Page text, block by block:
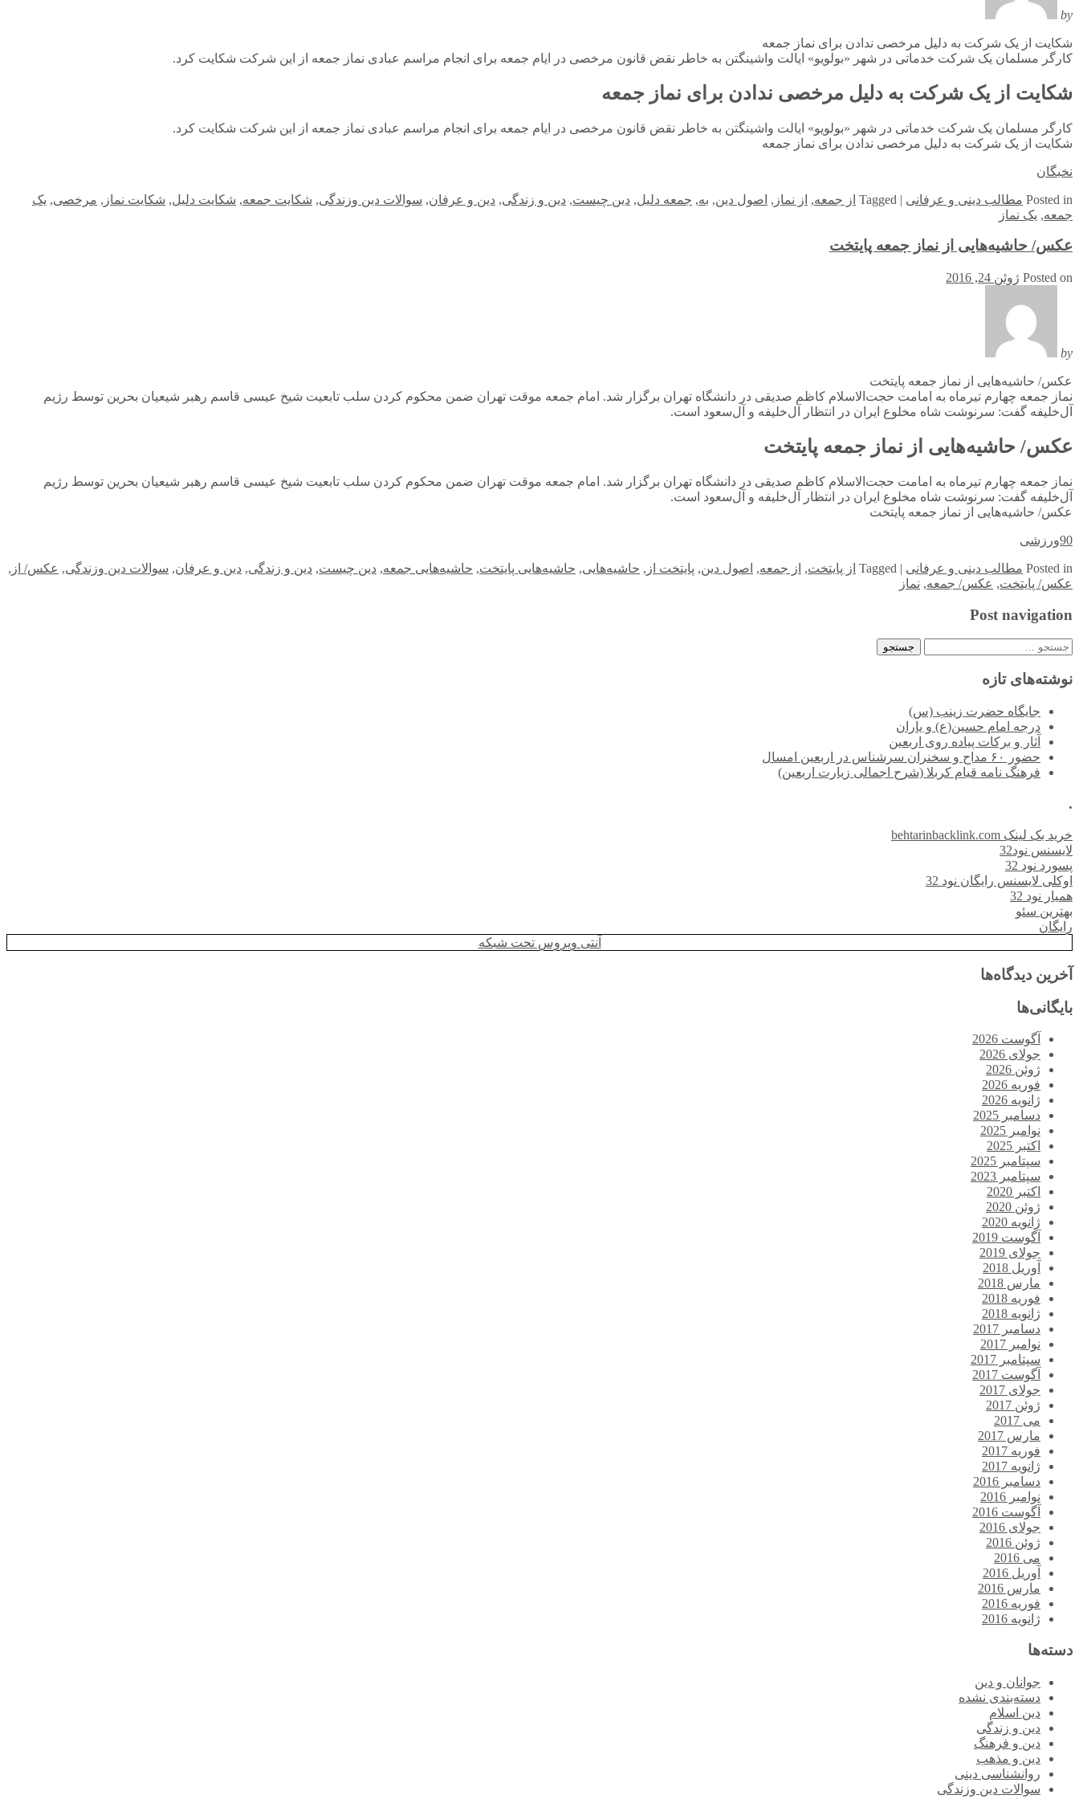
by
شکایت از یک شرکت به دلیل مرخصی ندادن برای نماز جمعه
کارگر مسلمان یک شرکت خدماتی در شهر «بولویو» ایالت واشینگتن به خاطر نقض قانون مرخصی در ایام جمعه برای انجام مراسم عبادی نماز جمعه از این شرکت شکایت کرد.
شکایت از یک شرکت به دلیل مرخصی ندادن برای نماز جمعه
کارگر مسلمان یک شرکت خدماتی در شهر «بولویو» ایالت واشینگتن به خاطر نقض قانون مرخصی در ایام جمعه برای انجام مراسم عبادی نماز جمعه از این شرکت شکایت کرد.
شکایت از یک شرکت به دلیل مرخصی ندادن برای نماز جمعه
نخبگان
Posted in مطالب دینی و عرفانی |
Tagged از جمعه, از نماز , اصول دین, به, جمعه دلیل, دین چیست, دین و زندگی, دین و عرفان, سوالات دین وزندگی, شکایت جمعه, شکایت دلیل, شکایت نماز , مرخصی, یک
جمعه, یک نماز
عکس/ حاشیه‌هایی از نماز جمعه پایتخت
Posted on ژوئن 24, 2016
by
عکس/ حاشیه‌هایی از نماز جمعه پایتخت
نماز جمعه چهارم تیرماه به امامت حجت‌الاسلام کاظم صدیقی در دانشگاه تهران برگزار شد. امام جمعه موقت تهران ضمن محکوم کردن سلب تابعیت شیخ عیسی قاسم رهبر شیعیان بحرین توسط رژیم
آل‌خلیفه گفت: سرنوشت شاه مخلوع ایران در انتظار آل‌خلیفه و آل‌سعود است.
عکس/ حاشیه‌هایی از نماز جمعه پایتخت
نماز جمعه چهارم تیرماه به امامت حجت‌الاسلام کاظم صدیقی در دانشگاه تهران برگزار شد. امام جمعه موقت تهران ضمن محکوم کردن سلب تابعیت شیخ عیسی قاسم رهبر شیعیان بحرین توسط رژیم
آل‌خلیفه گفت: سرنوشت شاه مخلوع ایران در انتظار آل‌خلیفه و آل‌سعود است.
عکس/ حاشیه‌هایی از نماز جمعه پایتخت
90ورزشی
Posted in مطالب دینی و عرفانی |
Tagged از پایتخت, از جمعه, اصول دین, پایتخت از , حاشیه‌هایی, حاشیه‌هایی پایتخت, حاشیه‌هایی جمعه, دین چیست, دین و زندگی, دین و عرفان, سوالات دین وزندگی, عکس/ از ,
عکس/ پایتخت, عکس/ جمعه, نماز
Post navigation
جستجو
نوشته‌های تازه
جایگاه حضرت زینب (س)
درجه امام حسین(ع) و یاران
آثار و برکات پیاده روی اربعین
حضور ۶۰ مداح و سخنران سرشناس در اربعین امسال
فرهنگ نامه قیام کربلا (شرح اجمالی زیارت اربعین)
.
خرید بک لینک behtarinbacklink.com
لایسنس نود32
پسورد نود 32
اوکلی لایسنس رایگان نود 32
همیار نود 32
بهترین سئو
رایگان
آنتی ویروس تحت شبکه
آخرین دیدگاه‌ها
بایگانی‌ها
آگوست 2026
جولای 2026
ژوئن 2026
فوریه 2026
ژانویه 2026
دسامبر 2025
نوامبر 2025
اکتبر 2025
سپتامبر 2025
سپتامبر 2023
اکتبر 2020
ژوئن 2020
ژانویه 2020
آگوست 2019
جولای 2019
آوریل 2018
مارس 2018
فوریه 2018
ژانویه 2018
دسامبر 2017
نوامبر 2017
سپتامبر 2017
آگوست 2017
جولای 2017
ژوئن 2017
می 2017
مارس 2017
فوریه 2017
ژانویه 2017
دسامبر 2016
نوامبر 2016
آگوست 2016
جولای 2016
ژوئن 2016
می 2016
آوریل 2016
مارس 2016
فوریه 2016
ژانویه 2016
دسته‌ها
جوانان و دین
دسته‌بندی نشده
دین اسلام
دین و زندگی
دین و فرهنگ
دین و مذهب
روانشناسی دینی
سوالات دین وزندگی